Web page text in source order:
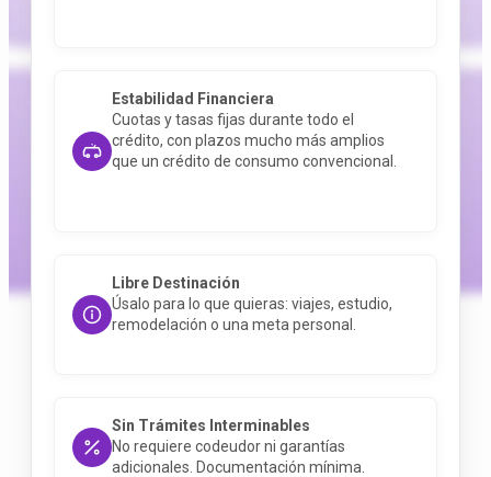
Estabilidad Financiera
Cuotas y tasas fijas durante todo el
crédito, con plazos mucho más amplios
que un crédito de consumo convencional
Libre Destinación
Úsalo para lo que quieras: viajes, estudio,
remodelación o una meta personal
Sin Trámites Interminables
No requiere codeudor ni garantías
adicionales. Documentación mínima